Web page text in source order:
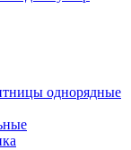
однорядные